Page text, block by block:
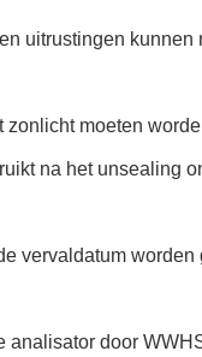
uitrustingen
moeten
na het unsealing
vervaldatum
door